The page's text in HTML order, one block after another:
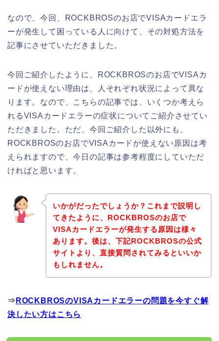
なので、今回、ROCKBROSのお店でVISAカードエラ
ーが発生して困っている人に向けて、その対処方法を
記事にさせていただきました。
今回ご紹介したように、ROCKBROSのお店でVISAカ
ードが使えない理由は、人それぞれ状況によって異な
ります。なので、こちらの記事では、いくつか考えら
れるVISAカードエラーの症状についてご紹介させてい
ただきました。ただ、今回ご紹介した以外にも、
ROCKBROSのお店でVISAカードが使えない原因は考
えられますので、今日の記事は参考程度にしていただ
ければと思います。
いかがだったでしょうか？これまで説明し
てきたように、ROCKBROSのお店で
VISAカードエラーが発生する原因は様々
あります。後は、下記ROCKBROSの公式
サイトより、直接質問されてみるといいか
もしれません。
⇒ ROCKBROSのVISAカードエラーの問題を今すぐ解
決したい方はこちら